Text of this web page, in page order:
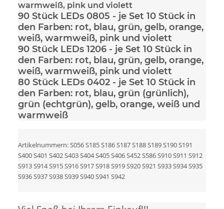
warmweiß, pink und violett
90 Stück LEDs 0805 - je Set 10 Stück in
den Farben: rot, blau, grün, gelb, orange,
weiß, warmweiß, pink und violett
90 Stück LEDs 1206 - je Set 10 Stück in
den Farben: rot, blau, grün, gelb, orange,
weiß, warmweiß, pink und violett
80 Stück LEDs 0402 - je Set 10 Stück in
den Farben: rot, blau, grün (grünlich),
grün (echtgrün), gelb, orange, weiß und
warmweiß
Artikelnummern: S056 S185 S186 S187 S188 S189 S190 S191
S400 S401 S402 S403 S404 S405 S406 S452 S586 S910 S911 S912
S913 S914 S915 S916 S917 S918 S919 S920 S921 S933 S934 S935
S936 S937 S938 S939 S940 S941 S942